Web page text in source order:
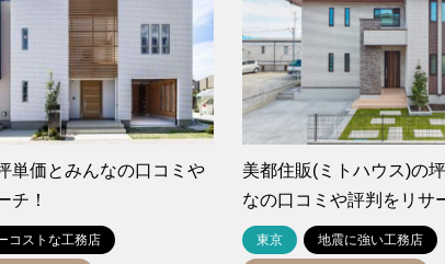
単価とみんなの口コミや
チ！
コストな工務店
美都住販(ミトハウス)の
なの口コミや評判をリサ
東京 地震に強い工務店